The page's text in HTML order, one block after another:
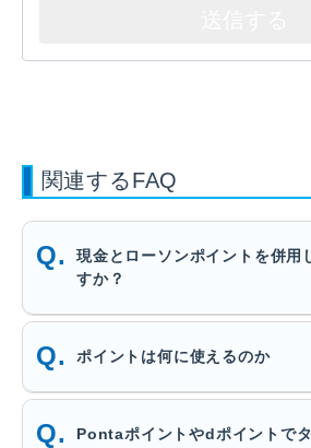
関連するFAQ
現金とローソンポイントを併用
すか？
ポイントは何に使えるのか
Pontaポイントやdポイントで